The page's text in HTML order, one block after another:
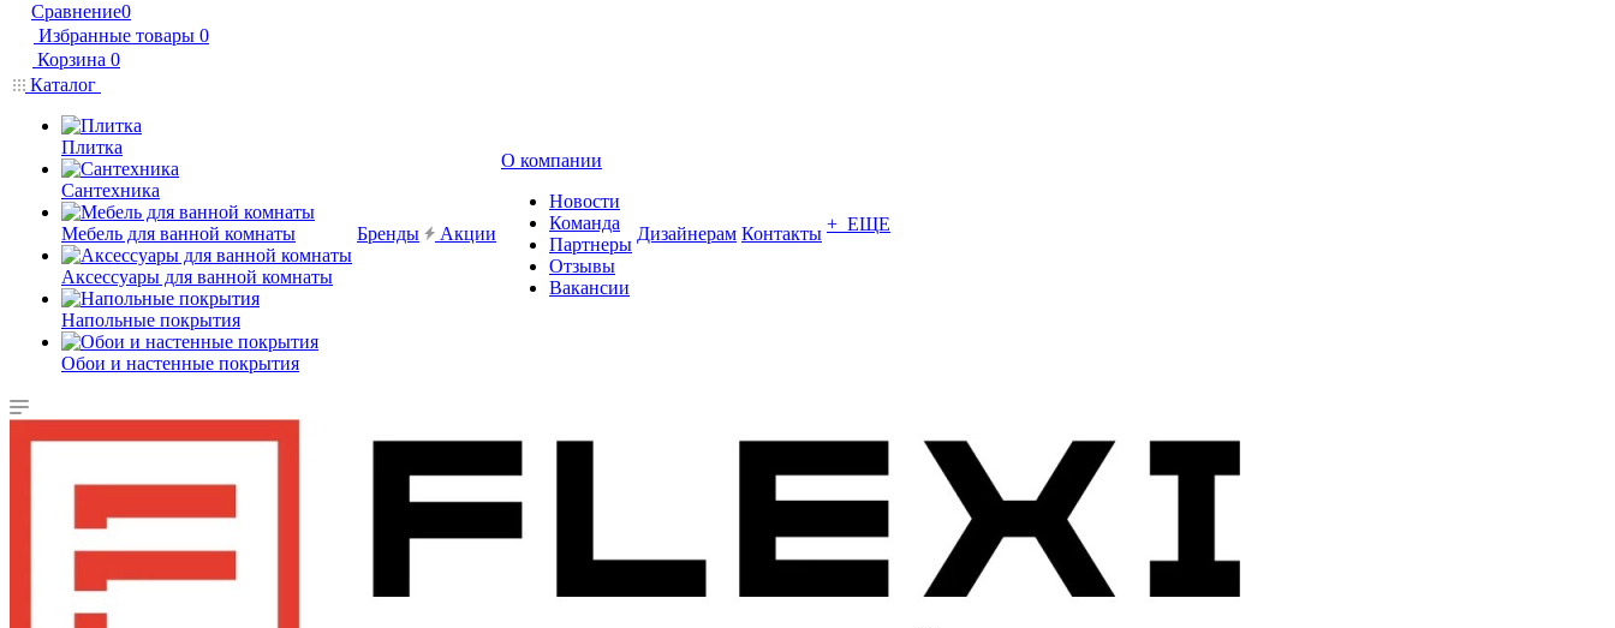
Сравнение0
Избранные товары 0
Корзина 0
Каталог
Плитка
Сантехника
Мебель для ванной комнаты
Аксессуары для ванной комнаты
Напольные покрытия
Обои и настенные покрытия
Бренды Акции
О компании
Новости
Команда
Партнеры
Отзывы
Вакансии
Дизайнерам Контакты + ЕЩЕ